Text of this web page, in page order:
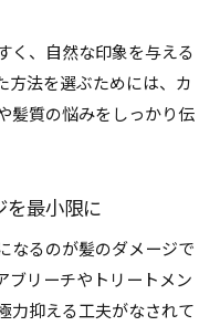
く、自然な印象を与える
方法を選ぶためには、カ
髪質の悩みをしっかり伝
を最小限に
なるのが髪のダメージで
ブリーチやトリートメン
力抑える工夫がなされて